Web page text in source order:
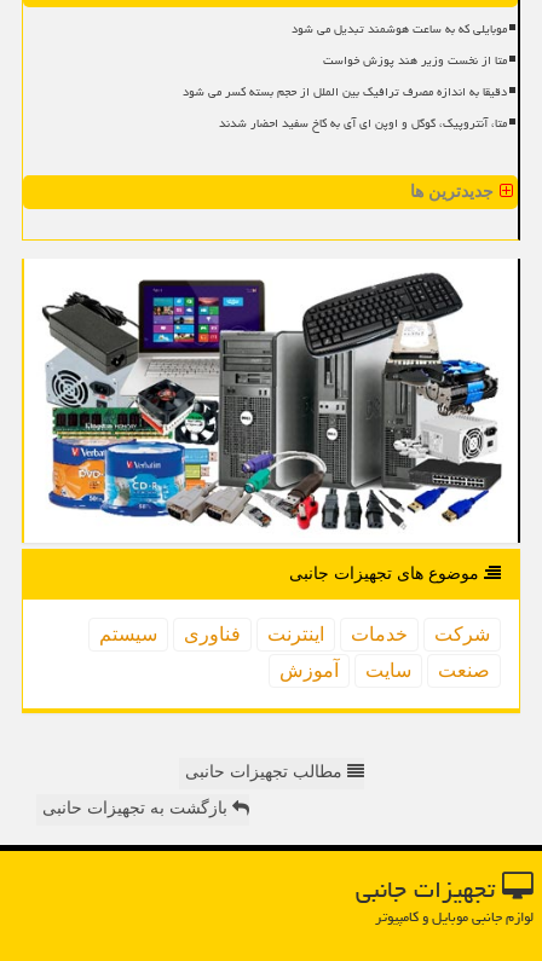
موبایلی که به ساعت هوشمند تبدیل می شود
متا از نخست وزیر هند پوزش خواست
دقیقا به اندازه مصرف ترافیک بین الملل از حجم بسته کسر می شود
متا، آنتروپیک، گوگل و اوپن ای آی به کاخ سفید احضار شدند
جدیدترین ها
موضوع های تجهیزات جانبی
شركت خدمات اینترنت فناوری
سیستم
صنعت
سایت آموزش
مطالب تجهیزات حانبی
بازگشت به تجهیزات حانبی
تجهیزات جانبی
لوازم جانبی موبایل و کامپیوتر